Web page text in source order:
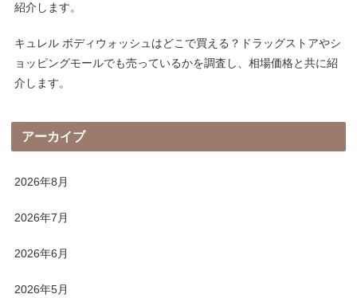
紹介します。
キュレル ボディウォッシュはどこで買える？ドラッグストアやシ
ョッピングモールでも売っているかを調査し、相場価格と共に紹
介します。
アーカイブ
2026年8月
2026年7月
2026年6月
2026年5月